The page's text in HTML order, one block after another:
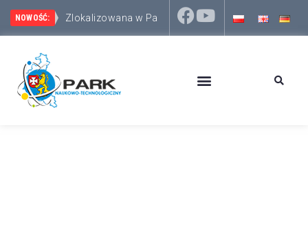
NOWOŚĆ: Zlokalizowana w Parku Naukowo-
Wizyta przedstawicieli włosko-słoweńskiego
Park Naukowo-Technologiczny Rzeszów –